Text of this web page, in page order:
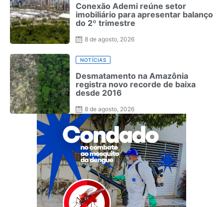
Conexão Ademi reúne setor
imobiliário para apresentar balanço
do 2º trimestre
8 de agosto, 2026
NOTÍCIAS
Desmatamento na Amazônia
registra novo recorde de baixa
desde 2016
8 de agosto, 2026